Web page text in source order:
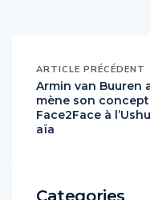
ARTICLE PRÉCÉDENT
Armin van Buuren a
mène son concept
Face2Face à l’Ushu